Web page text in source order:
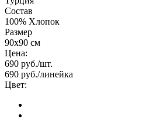
Состав
100% Хлопок
Размер
90х90 см
Цена:
690 руб./шт.
690 руб./линейка
Цвет: